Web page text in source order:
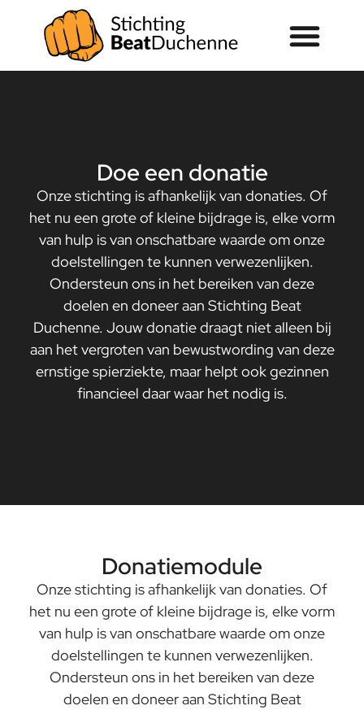
Doe een donatie
Onze stichting is afhankelijk van donaties. Of
het nu een grote of kleine bijdrage is, elke vorm
van hulp is van onschatbare waarde om onze
doelstellingen te kunnen verwezenlijken.
Ondersteun ons in het bereiken van deze
doelen en doneer aan Stichting Beat
Duchenne. Jouw donatie draagt niet alleen bij
aan het vergroten van bewustwording van deze
ernstige spierziekte, maar helpt ook gezinnen
financieel daar waar het nodig is.
Donatiemodule
Onze stichting is afhankelijk van donaties. Of
het nu een grote of kleine bijdrage is, elke vorm
van hulp is van onschatbare waarde om onze
doelstellingen te kunnen verwezenlijken.
Ondersteun ons in het bereiken van deze
doelen en doneer aan Stichting Beat